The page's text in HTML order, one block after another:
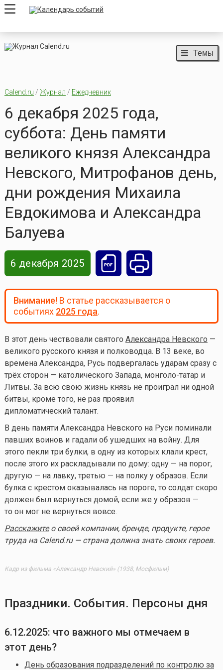
Темы
Calend.ru / Журнал / Ежедневник
6 декабря 2025 года,
суббота: День памяти
великого князя Александра
Невского, Митрофанов день,
дни рождения Михаила
Евдокимова и Александра
Балуева
6 декабря 2025
Внимание!В статье рассказывается о
событиях 2025 года.
В этот день чествовали святого Александра Невского —
великого русского князя и полководца. В 13 веке, во
времена Александра, Русь подвергалась ударам сразу с
трёх сторон — католического Запада, монголо-татар и
Литвы. За всю свою жизнь князь не проиграл ни одной
битвы, кроме того, не раз проявил
дипломатический талант.
В день памяти Александра Невского на Руси поминали
павших воинов и гадали об ушедших на войну. Для
этого пекли три булки, в одну из которых клали крест,
после этого их раскладывали по дому: одну — на порог,
другую — на лавку, третью — на полку у образов. Если
булка с крестом оказывалась на пороге, то солдат скоро
должен был вернуться домой, если же у образов —
то он мог не вернуться вовсе.
Расскажите о своей компании, бренде, продукте, герое
труда на Calend.ru — страна должна знать своих героев.
Кадр из фильма «Александр Невский» (1938, Мосфильм)
Праздники. События. Персоны дня
6.12.2025: что важного мы отмечаем в
этот день?
День образования подразделений по контролю за